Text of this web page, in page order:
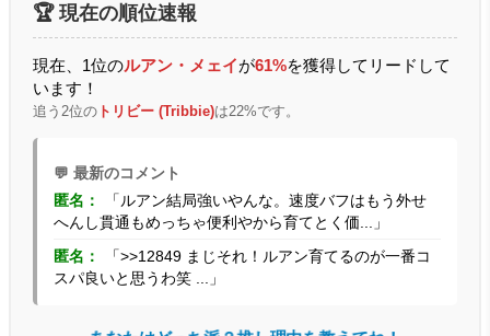
🏆 現在の順位速報
現在、1位のルアン・メェイが61%を獲得してリードして
います！
追う2位の トリビー (Tribbie)は22%です。
💬 最新のコメント
匿名：
「ルアン結局強いやんな。速度バフはもう外せ
へんし貫通もめっちゃ便利やから育てとく価...」
匿名：
「>>12849 まじそれ！ルアン育てるのが一番コ
スパ良いと思うわ笑 ...」